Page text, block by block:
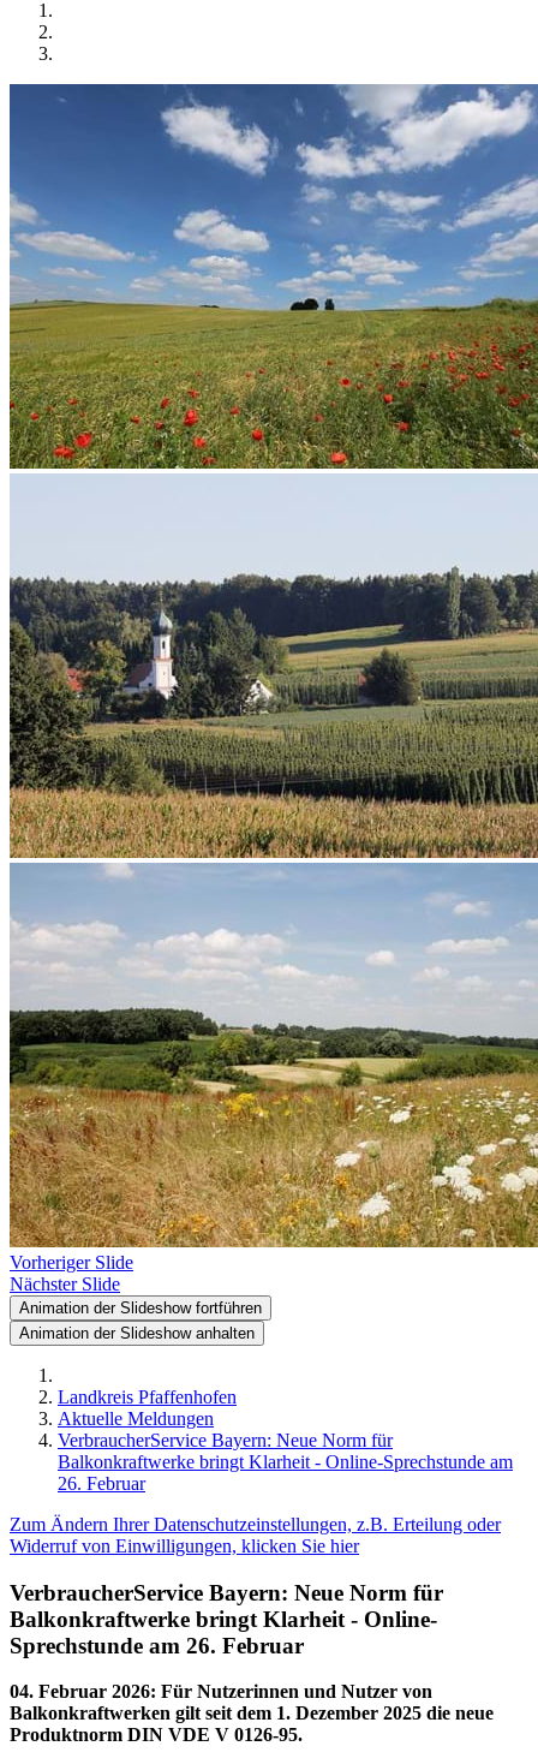
Vorheriger Slide
Nächster Slide
Animation der Slideshow fortführen
Animation der Slideshow anhalten
Landkreis Pfaffenhofen
Aktuelle Meldungen
VerbraucherService Bayern: Neue Norm für
Balkonkraftwerke bringt Klarheit - Online-Sprechstunde am
26. Februar
Zum Ändern Ihrer Datenschutzeinstellungen, z.B. Erteilung oder
Widerruf von Einwilligungen, klicken Sie hier
VerbraucherService Bayern: Neue Norm für
Balkonkraftwerke bringt Klarheit - Online-
Sprechstunde am 26. Februar
04. Februar 2026: Für Nutzerinnen und Nutzer von
Balkonkraftwerken gilt seit dem 1. Dezember 2025 die neue
Produktnorm DIN VDE V 0126‑95.